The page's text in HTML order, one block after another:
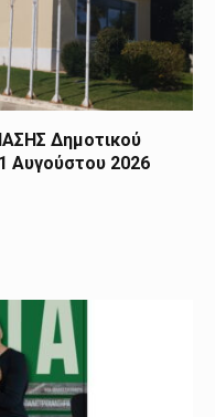
Δημοτικού
Αυγούστου 2026